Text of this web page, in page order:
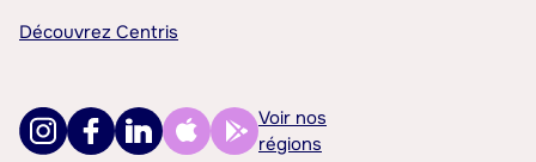
Découvrez Centris
Voir nos
régions